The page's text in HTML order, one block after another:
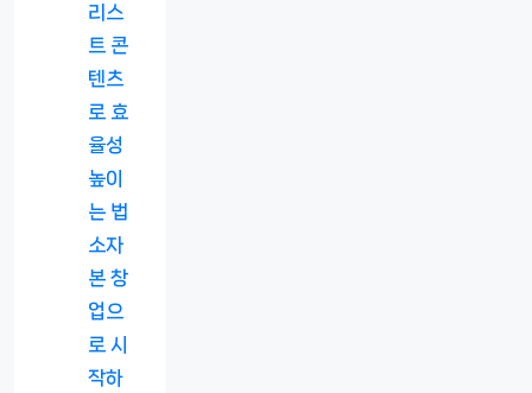
리스
트 콘
텐츠
로 효
율성
높이
는 법
소자
본 창
업으
로 시
작하